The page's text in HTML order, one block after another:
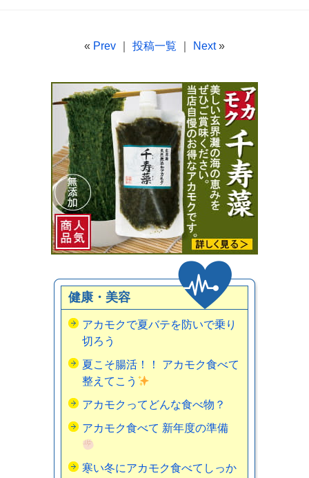
« Prev 投稿一覧 Next»
健康・美容
アカモクで夏バテを防いで乗り
切ろう
夏こそ腸活！！ アカモク食べて
整えてこう
アカモクってどんな食べ物？
アカモク食べて 新年度の準備
寒い冬にアカモク食べてしっか